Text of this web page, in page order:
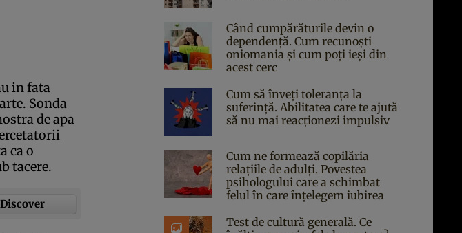
in fata
Sonda
de apa
ca o
tacere.
Când cumpărăturile devin o
dependență. Cum recunoști
oniomania și cum poți ieși din
acest cerc
Cum să înveți toleranța la
suferință. Abilitatea care te ajută
să nu mai reacționezi impulsiv
Cum ne formează copilăria
relațiile de adulți. Povestea
psihologului care a schimbat
felul în care înțelegem iubirea
Test de cultură generală. Ce